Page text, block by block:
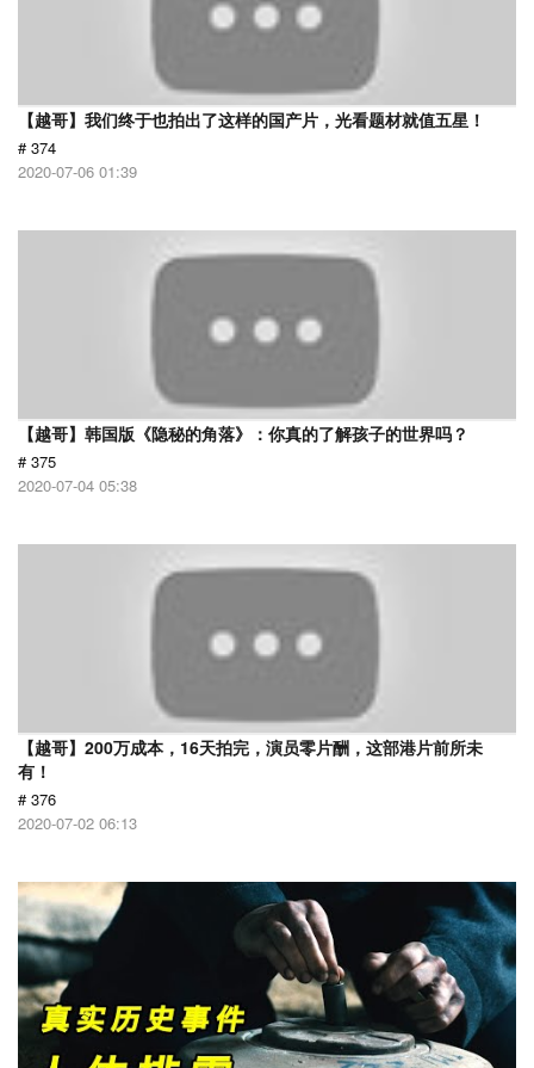
【越哥】我们终于也拍出了这样的国产片，光看题材就值五星！
# 374
2020-07-06 01:39
【越哥】韩国版《隐秘的角落》：你真的了解孩子的世界吗？
# 375
2020-07-04 05:38
【越哥】200万成本，16天拍完，演员零片酬，这部港片前所未
有！
# 376
2020-07-02 06:13